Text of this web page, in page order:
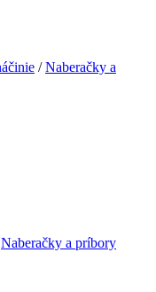
/Naberačky a
Naberačky a príbory